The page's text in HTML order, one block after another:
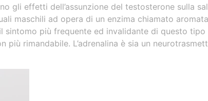
gli effetti dell’assunzione del testosterone sulla
maschili ad opera di un enzima chiamato
più frequente ed invalidante di questo
rimandabile. L’adrenalina è sia un